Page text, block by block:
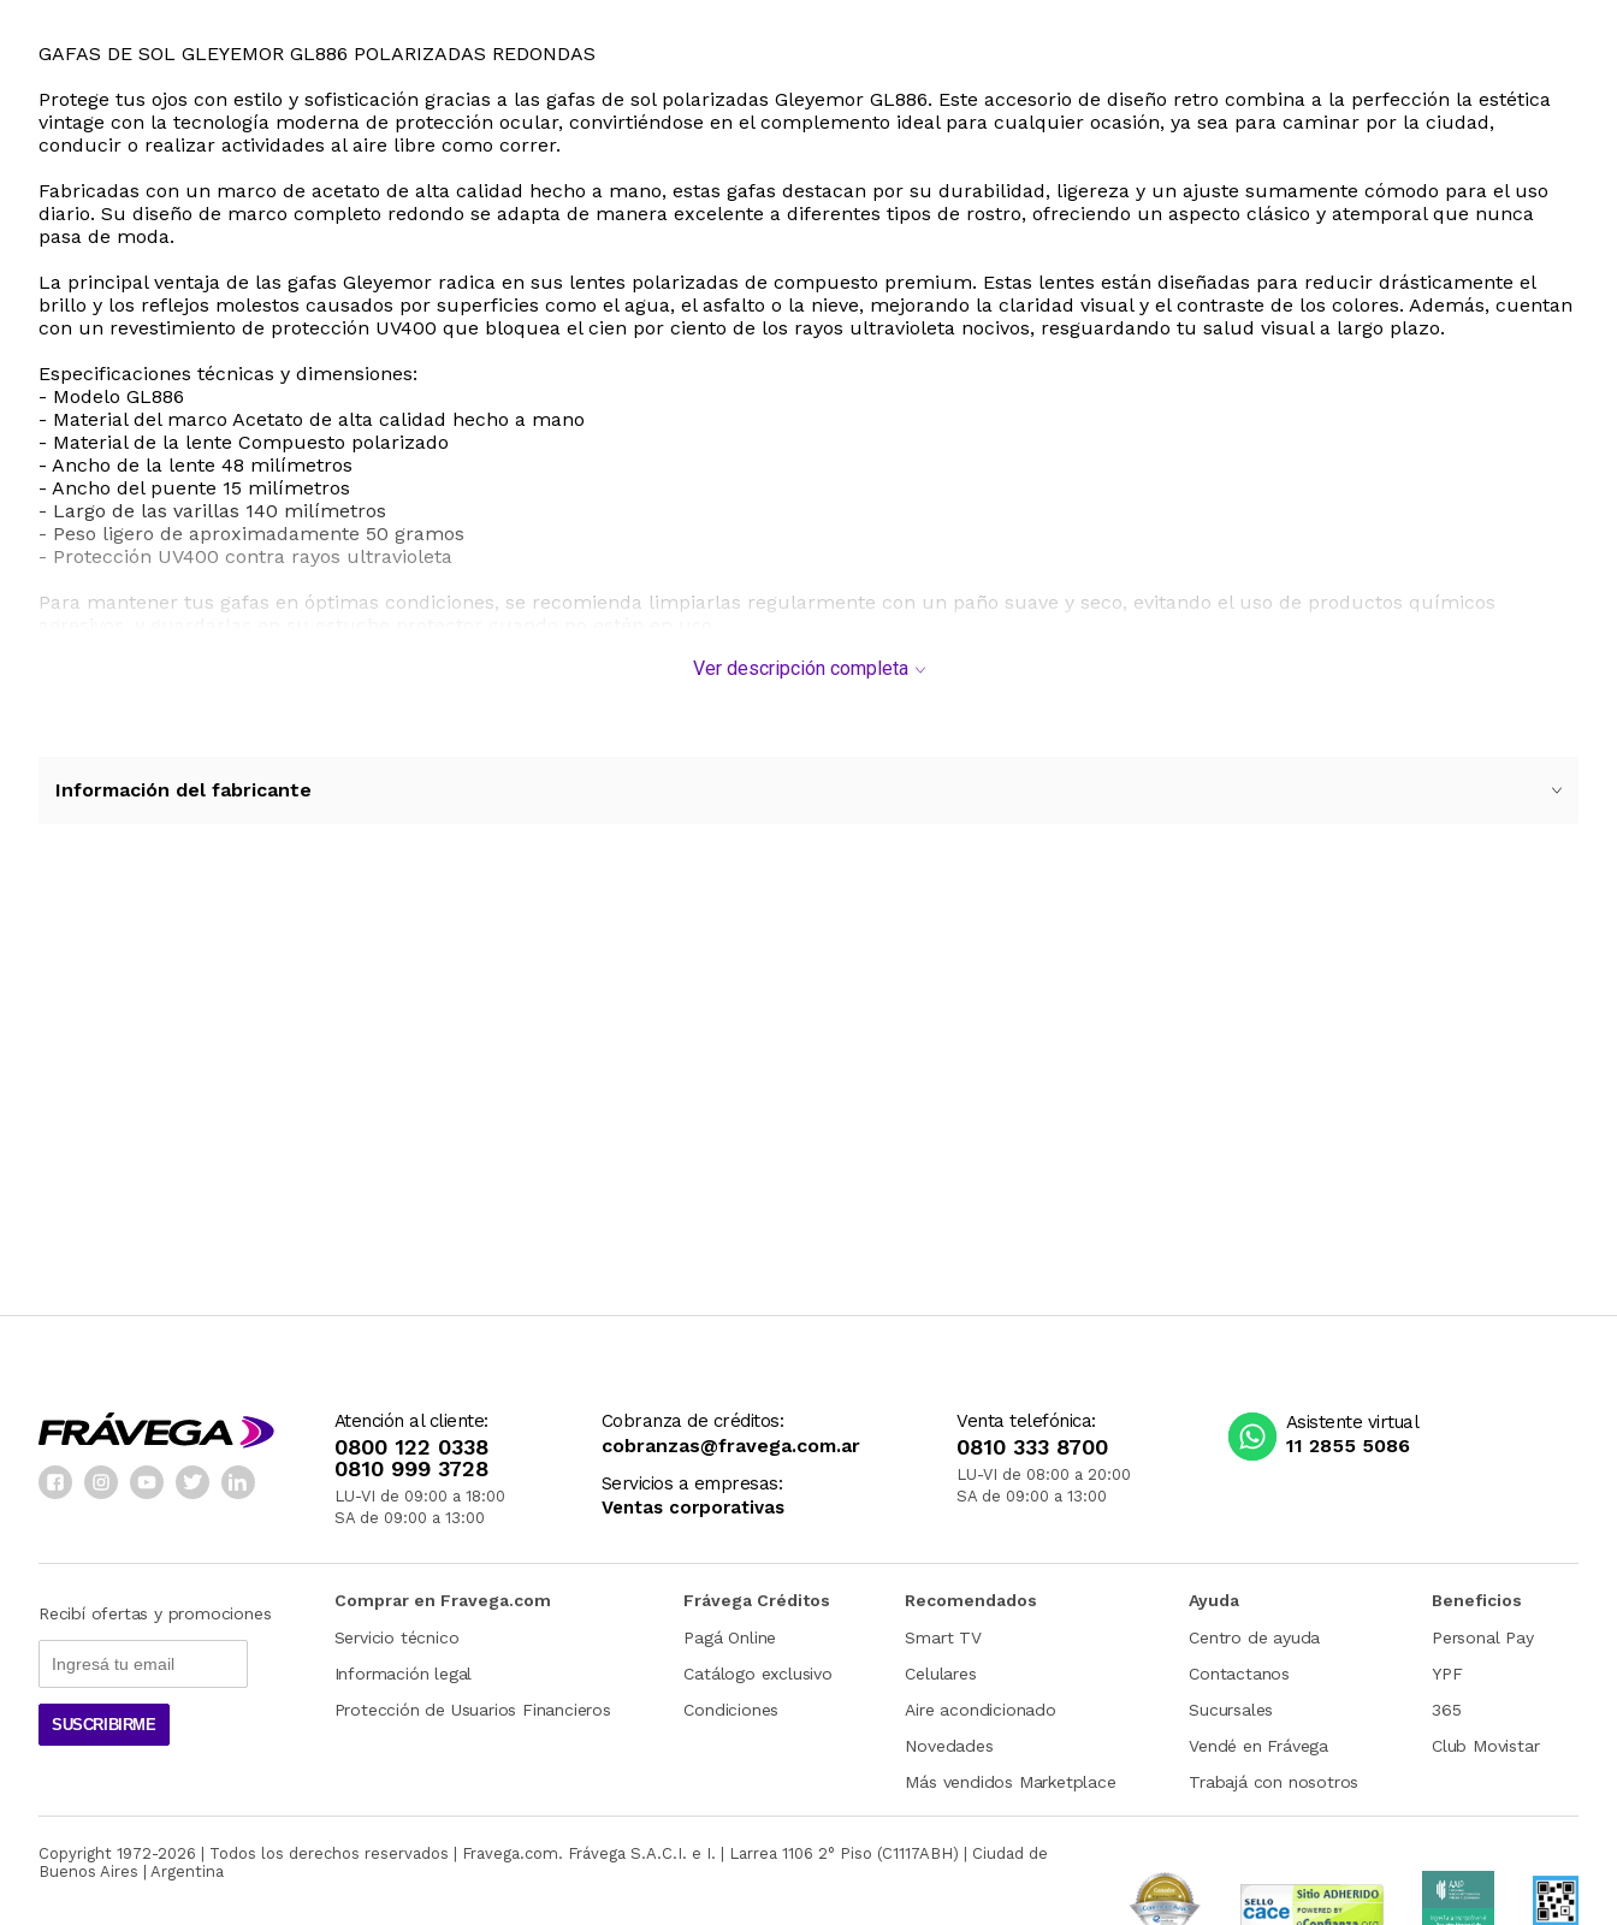
GAFAS DE SOL GLEYEMOR GL886 POLARIZADAS REDONDAS
Protege tus ojos con estilo y sofisticación gracias a las gafas de sol polarizadas Gleyemor GL886. Este accesorio de diseño retro combina a la perfección la estética
vintage con la tecnología moderna de protección ocular, convirtiéndose en el complemento ideal para cualquier ocasión, ya sea para caminar por la ciudad,
conducir o realizar actividades al aire libre como correr.
Fabricadas con un marco de acetato de alta calidad hecho a mano, estas gafas destacan por su durabilidad, ligereza y un ajuste sumamente cómodo para el uso
diario. Su diseño de marco completo redondo se adapta de manera excelente a diferentes tipos de rostro, ofreciendo un aspecto clásico y atemporal que nunca
pasa de moda.
La principal ventaja de las gafas Gleyemor radica en sus lentes polarizadas de compuesto premium. Estas lentes están diseñadas para reducir drásticamente el
brillo y los reflejos molestos causados por superficies como el agua, el asfalto o la nieve, mejorando la claridad visual y el contraste de los colores. Además, cuentan
con un revestimiento de protección UV400 que bloquea el cien por ciento de los rayos ultravioleta nocivos, resguardando tu salud visual a largo plazo.
Especificaciones técnicas y dimensiones:
- Modelo GL886
- Material del marco Acetato de alta calidad hecho a mano
- Material de la lente Compuesto polarizado
- Ancho de la lente 48 milímetros
- Ancho del puente 15 milímetros
- Largo de las varillas 140 milímetros
- Peso ligero de aproximadamente 50 gramos
- Protección UV400 contra rayos ultravioleta
Para mantener tus gafas en óptimas condiciones, se recomienda limpiarlas regularmente con un paño suave y seco, evitando el uso de productos químicos
ESTE PRODUCTO VIENE DE USA DENTRO DEL MARCO DEL SERVICIO "PUERTA A PUERTA" QUE RIGE PARA LOS ENVíOS POSTALES INTERNACIONALES.
Ver descripción completa
Información del fabricante
Atención al cliente:
0800 122 0338
0810 999 3728
LU-VI de 09:00 a 18:00
SA de 09:00 a 13:00
Cobranza de créditos:
cobranzas@fravega.com.ar
Servicios a empresas:
Ventas corporativas
Venta telefónica:
0810 333 8700
LU-VI de 08:00 a 20:00
SA de 09:00 a 13:00
Asistente virtual
11 2855 5086
Recibí ofertas y promociones
SUSCRIBIRME
Comprar en Fravega.com
Servicio técnico
Información legal
Protección de Usuarios Financieros
Frávega Créditos
Pagá Online
Catálogo exclusivo
Condiciones
Recomendados
Smart TV
Celulares
Aire acondicionado
Novedades
Más vendidos Marketplace
Ayuda
Centro de ayuda
Contactanos
Sucursales
Vendé en Frávega
Trabajá con nosotros
Beneficios
Personal Pay
YPF
365
Club Movistar
Copyright 1972-2026 | Todos los derechos reservados | Fravega.com. Frávega S.A.C.I. e I. | Larrea 1106 2° Piso (C1117ABH) | Ciudad de
Buenos Aires | Argentina